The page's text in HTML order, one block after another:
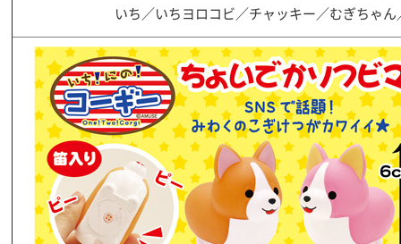
いち／いちヨロコビ／チャッキー／むぎちゃ